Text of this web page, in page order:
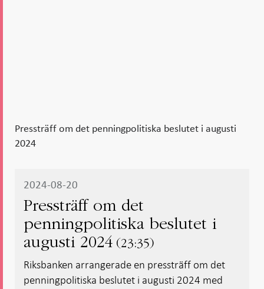
Pressträff om det penningpolitiska beslutet i augusti
2024
2024-08-20
Pressträff om det
penningpolitiska beslutet i
augusti 2024
23:35
Riksbanken arrangerade en pressträff om det
penningpolitiska beslutet i augusti 2024 med